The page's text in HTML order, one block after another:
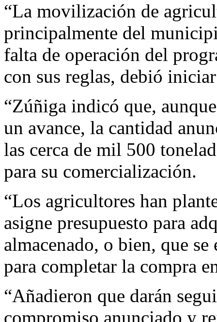
“La movilización de
principalmente del
falta de operación del
con sus reglas, debió
“Zúñiga indicó que,
un avance, la cantidad
las cerca de mil 500
para su comercialización.
“Los agricultores han
asigne presupuesto para
almacenado, o bien, que
para completar la compra
“Añadieron que darán
compromiso anunciado y